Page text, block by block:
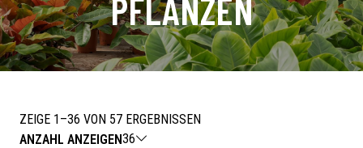
PFLANZEN
ZEIGE 1–36 VON 57 ERGEBNISSEN
ANZAHL ANZEIGEN36